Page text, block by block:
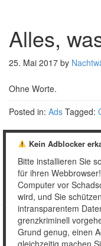
Alles,
25. Mai 2017 by
Ohne Worte.
Posted in: Ads Tagged:
1 2 … 6
Copyright
Kein Adblocker
Bitte installieren Sie
für ihren
Computer vor
wird, und Sie
intransparentem
grenzkriminell
Grund genug, einen
gleichzeitig machen